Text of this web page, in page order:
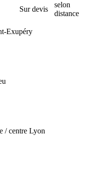
Sur devis
selon
distance
Exupéry
/ centre Lyon